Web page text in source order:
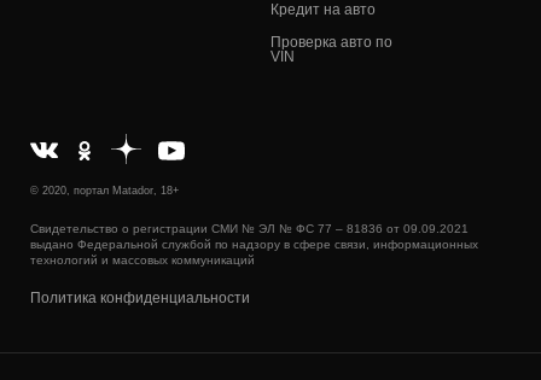
Кредит на авто
Проверка авто по
VIN
© 2020, портал Matador, 18+
Свидетельство о регистрации СМИ № ЭЛ № ФС 77 – 81836 от 09.09.2021
выдано Федеральной службой по надзору в сфере связи, информационных
технологий и массовых коммуникаций
Политика конфиденциальности